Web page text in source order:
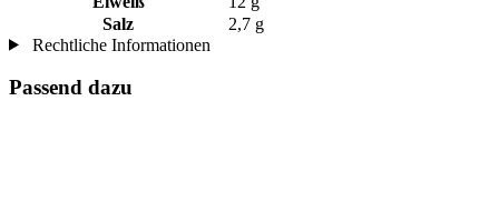
Salz
2,7 g
Rechtliche Informationen
Passend dazu